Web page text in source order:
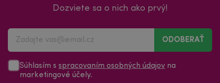
Dozviete sa o nich ako prvý!
ODOBERAŤ
Súhlasím s spracovaním osobných údajov na
marketingové účely.